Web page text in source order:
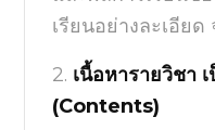
เรียนอย่างละเอียด
2. เนื้อหารายวิชา
(Contents)